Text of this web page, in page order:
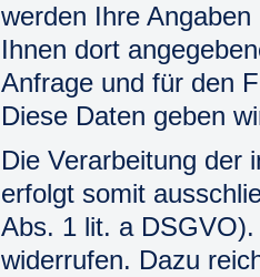
werden Ihre
Ihnen dort
Anfrage und für den
Diese Daten geben
Die Verarbeitung der
erfolgt somit
Abs. 1 lit. a
widerrufen. Dazu